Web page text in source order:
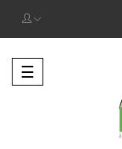
Alternar
a
☰